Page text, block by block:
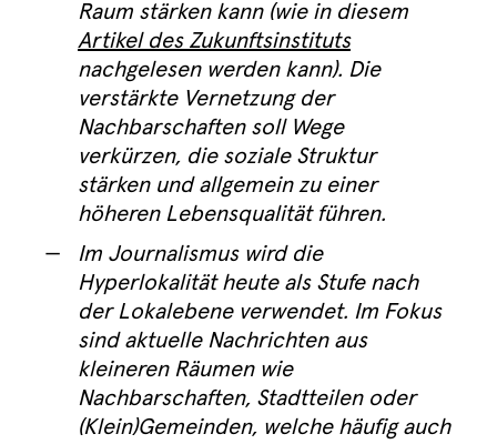
Raum stärken kann (wie in diesem
Artikel des Zukunftsinstituts
nachgelesen werden kann). Die
verstärkte Vernetzung der
Nachbarschaften soll Wege
verkürzen, die soziale Struktur
stärken und allgemein zu einer
höheren Lebensqualität führen.
Im Journalismus wird die
Hyperlokalität heute als Stufe nach
der Lokalebene verwendet. Im Fokus
sind aktuelle Nachrichten aus
kleineren Räumen wie
Nachbarschaften, Stadtteilen oder
(Klein)Gemeinden, welche häufig auch